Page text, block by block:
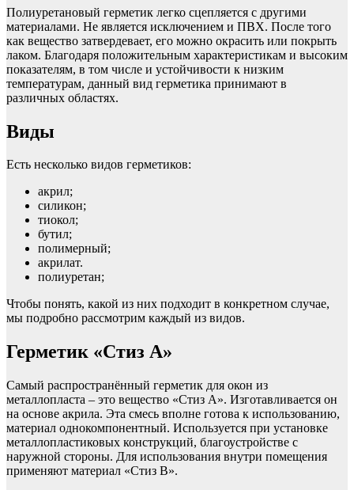
Полиуретановый герметик легко сцепляется с другими
материалами. Не является исключением и ПВХ. После того
как вещество затвердевает, его можно окрасить или покрыть
лаком. Благодаря положительным характеристикам и высоким
показателям, в том числе и устойчивости к низким
температурам, данный вид герметика принимают в
различных областях.
Виды
Есть несколько видов герметиков:
акрил;
силикон;
тиокол;
бутил;
полимерный;
акрилат.
полиуретан;
Чтобы понять, какой из них подходит в конкретном случае,
мы подробно рассмотрим каждый из видов.
Герметик «Стиз А»
Самый распространённый герметик для окон из
металлопласта – это вещество «Стиз А». Изготавливается он
на основе акрила. Эта смесь вполне готова к использованию,
материал однокомпонентный. Используется при установке
металлопластиковых конструкций, благоустройстве с
наружной стороны. Для использования внутри помещения
применяют материал «Стиз В».